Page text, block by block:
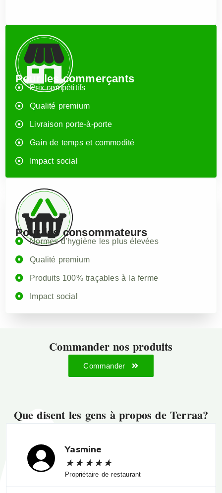
Pour les commerçants
Prix compétitifs
Qualité premium
Livraison porte-à-porte
Gain de temps et commodité
Impact social
Pour les consommateurs
Normes d’hygiène les plus élevées
Qualité premium
Produits 100% traçables à la ferme
Impact social
Commander nos produits
Commander
Que disent les gens à propos de Terraa?
Yasmine
★ ★ ★★★
Propriétaire de restaurant